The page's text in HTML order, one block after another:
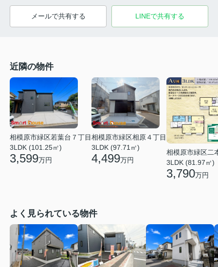
メールで共有する LINEで共有する
近隣の物件
相模原市緑区若葉台７丁目
3LDK (101.25㎡)
3,599万円
相模原市緑区相原４丁目
3LDK (97.71㎡)
4,499万円
相模原市緑区二
3LDK (81.97㎡)
3,790万円
よく見られている物件